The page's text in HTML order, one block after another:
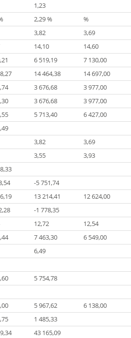
1,23
2,29 % %
3,82 3,69
14,10 14,60
6 519,19 7 130,00
14 464,38 14 697,00
3 676,68 3 977,00
3 676,68 3 977,00
5 713,40 6 427,00
3,82 3,69
3,55 3,93
-5 751,74
13 214,41 12 624,00
-1 778,35
12,72 12,54
7 463,30
6 549,00
6,49
5 754,78
5 967,62
6 138,00
1 485,33
43 165,09